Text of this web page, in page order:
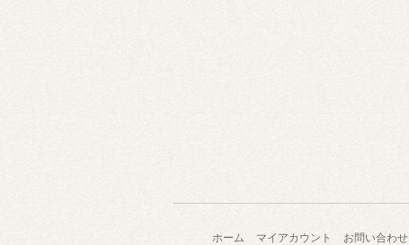
ホーム マイアカウント お問い合わせ